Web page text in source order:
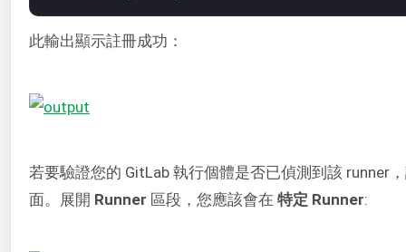
此輸出顯示註冊成功：
若要驗證您的 GitLab 執行個體是否已偵測到該 runner
面。展開 Runner 區段，您應該會在 特定 Runner: